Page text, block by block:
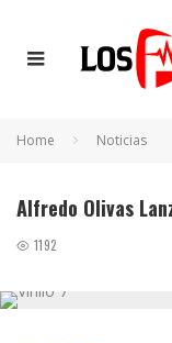
Home Noticias
Alfredo Olivas
1192